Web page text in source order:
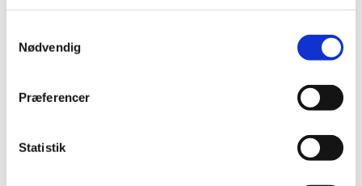
Nødvendig
Præferencer
Statistik